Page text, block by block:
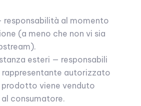
al momento
(a meno che non vi sia
esteri — responsabili
autorizzato
prodotto viene venduto
consumatore.